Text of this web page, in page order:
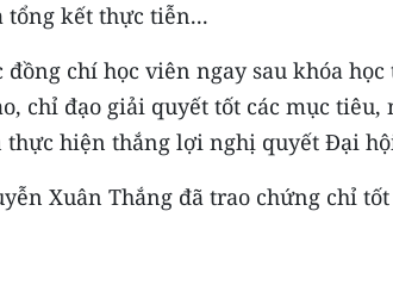
tổng kết thực tiễn...
chí học viên ngay sau khóa
chỉ đạo giải quyết tốt các mục
thực hiện thắng lợi nghị quyết Đại
Xuân Thắng đã trao chứng chỉ